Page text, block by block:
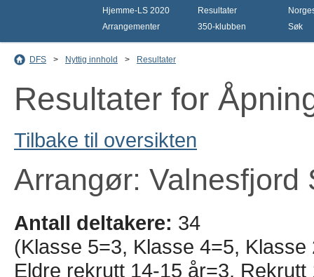
Hjemme-LS 2020
Arrangementer
Resultater
350-klubben
Søk
DFS > Nyttig innhold > Resultater
Resultater for
Tilbake til oversikten
Arrangør: Valnesfjord
Antall deltakere: 34
(Klasse 5=3, Klasse 4=5,
Eldre rekrutt 14-15 år=3,